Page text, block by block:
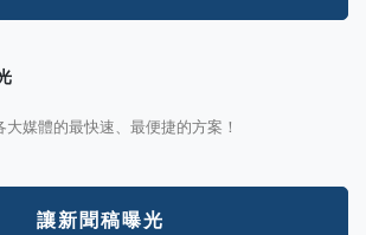
媒體的最快速、最便捷的方案！
讓新聞稿曝光